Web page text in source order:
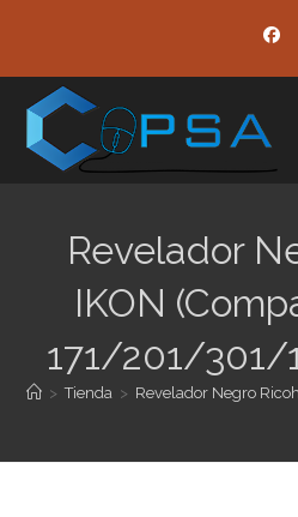
contenido
Revelador
IKON
171/201/301/
> Tienda > Revelador Negro